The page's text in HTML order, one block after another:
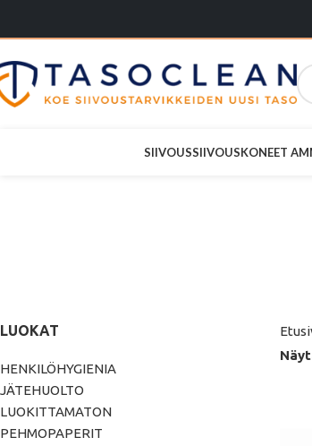
SIIVOUSSIIVOUSKONEET
LUOKAT
HENKILÖHYGIENIA
JÄTEHUOLTO
LUOKITTAMATON
PEHMOPAPERIT